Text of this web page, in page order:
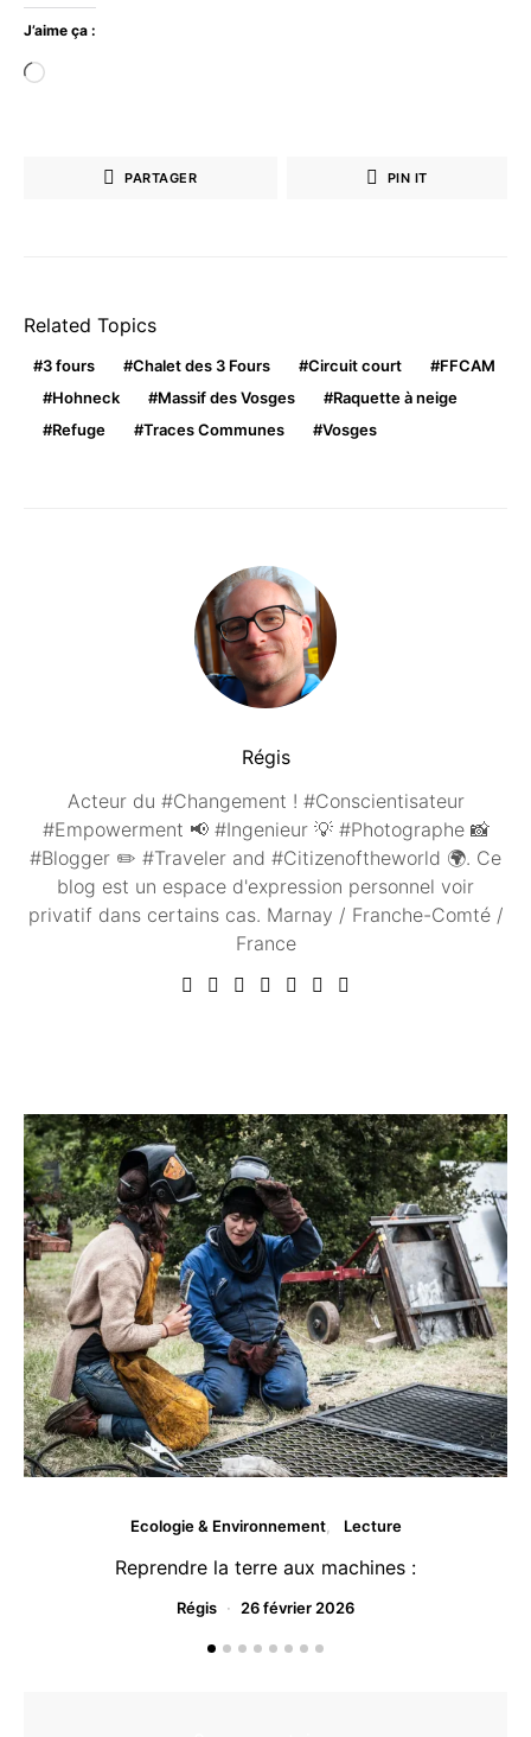
J’aime ça :
Chargement…
PARTAGER PIN IT
Related Topics
3 fours Chalet des 3 Fours Circuit court
FFCAM
Hohneck
Massif des Vosges
Raquette à neige
Refuge
Traces Communes Vosges
Régis
Acteur du #Changement ! #Conscientisateur
#Empowerment 📢 #Ingenieur 💡 #Photographe 📸
#Blogger ✏️ #Traveler and #Citizenoftheworld 🌍. Ce
blog est un espace d'expression personnel voir
privatif dans certains cas. Marnay / Franche-Comté /
France
Ecologie & Environnement Lecture
Reprendre la terre aux machines :
Régis 26 février 2026